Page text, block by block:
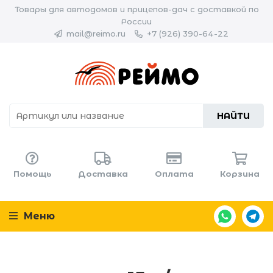
Товары для автодомов и прицепов-дач с доставкой по
России
mail@reimo.ru
+7 (926) 390-64-22
НАЙТИ
Помощь Доставка Оплата Корзина
Меню